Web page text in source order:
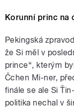
Korunní princ na
Pekingská
že Si měl v
prince“, kterým
Čchen Mi-ner,
finále se ale Si
politika nechal v